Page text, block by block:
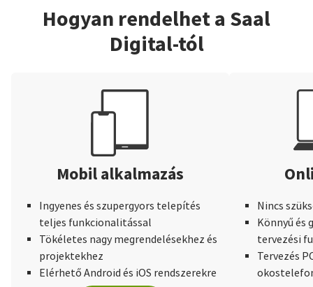
Hogyan rendelhet a Saal
Digital-tól
Mobil alkalmazás
Ingyenes és szupergyors telepítés
teljes funkcionalitással
Tökéletes nagy megrendelésekhez és
projektekhez
Elérhető Android és iOS rendszerekre
Nincs
Könnyű és
tervezési
Tervezés